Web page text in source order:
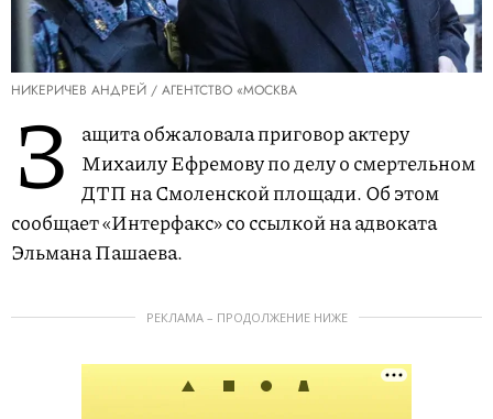
НИКЕРИЧЕВ АНДРЕЙ / АГЕНТСТВО «МОСКВА
З
ащита обжаловала приговор актеру
Михаилу Ефремову по делу о смертельном
ДТП на Смоленской площади. Об этом
сообщает «Интерфакс» со ссылкой на адвоката
Эльмана Пашаева.
РЕКЛАМА – ПРОДОЛЖЕНИЕ НИЖЕ